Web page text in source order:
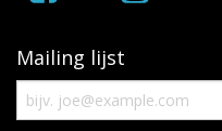
Mailing lijst